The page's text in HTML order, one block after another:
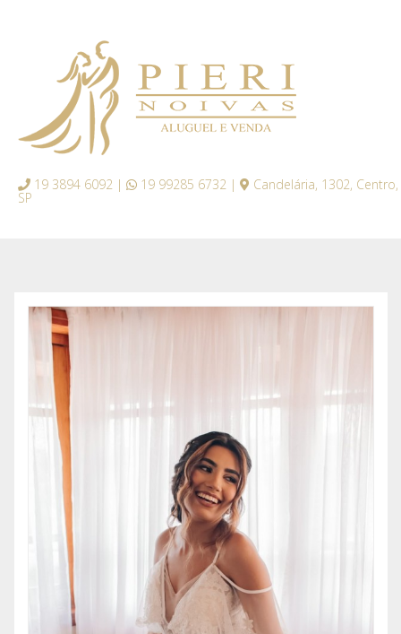
19 3894 6092 | 19 99285 6732 | Candelária, 1302,
SP